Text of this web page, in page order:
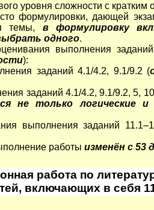
уровня сложности с кратким
формулировки, дающей
темы, в формулировку
одного.
выполнения
):
заданий 4.1/4.2, 9.1/9.2 (
заданий 4.1/4.2, 9.1/9.2, 5,
не только логические и
выполнения заданий
работы изменён с 53
работа по
включающих в себя